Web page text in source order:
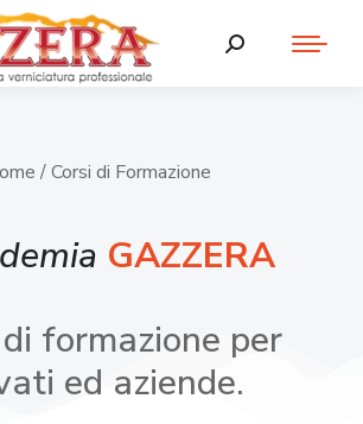
/ Corsi di Formazione
GAZZERA
formazione per
ed aziende.